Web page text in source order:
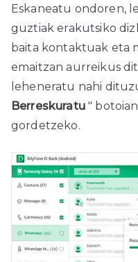
Eskaneatu ondoren,
guztiak erakutsiko
baita kontaktuak eta
emaitzan aurreikus
leheneratu nahi
Berreskuratu"
gordetzeko.